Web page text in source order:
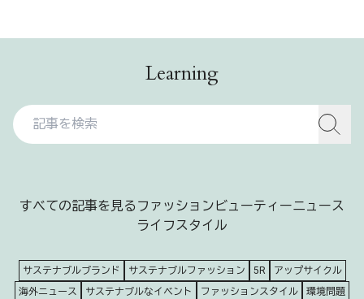
Learning
すべての記事を見る ファッションビューティーニュース
ライフスタイル
サステナブルブランド サステナブルファッション 5R
アップサイクル
海外ニュース
サステナブルなイベント ファッションスタイル
環境問題